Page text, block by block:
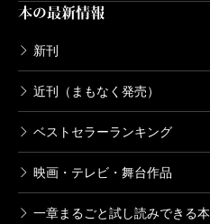
本の最新情報
新刊
近刊（まもなく発売）
ベストセラーランキング
映画・テレビ・舞台作品
一章まるごと試し読みできる本